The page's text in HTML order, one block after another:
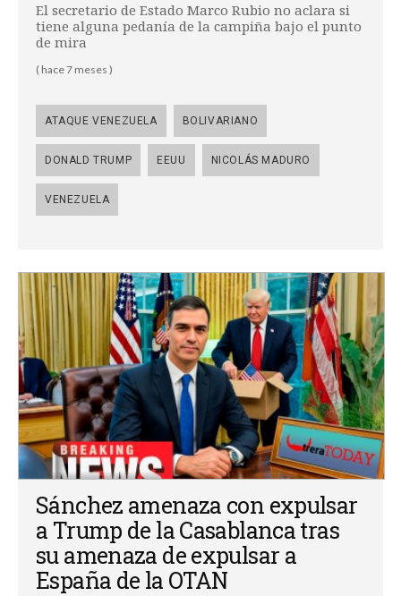
El secretario de Estado Marco Rubio no aclara si
tiene alguna pedanía de la campiña bajo el punto
de mira
( hace 7 meses )
ATAQUE VENEZUELA BOLIVARIANO
DONALD TRUMP EEUU NICOLÁS MADURO
VENEZUELA
Sánchez amenaza con expulsar
a Trump de la Casablanca tras
su amenaza de expulsar a
España de la OTAN